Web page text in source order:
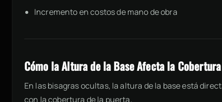
Incremento en costos de mano de obra
Cómo la Altura de la Base Afecta la Cobertura
En las bisagras ocultas, la altura de la base está
con la cobertura de la puerta.